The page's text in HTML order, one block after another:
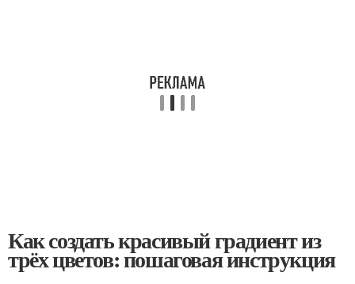
Как создать красивый градиент из
трёх цветов: пошаговая инструкция